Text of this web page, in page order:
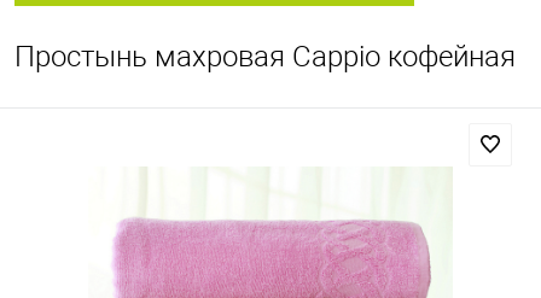
Простынь махровая Cappio кофейная